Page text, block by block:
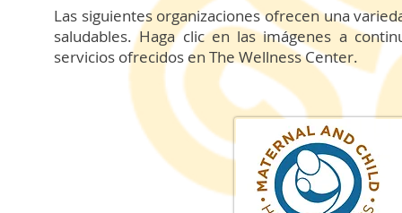
Las siguientes organizaciones ofrecen una
saludables. Haga clic en las imágenes a
servicios ofrecidos en The Wellness Center.